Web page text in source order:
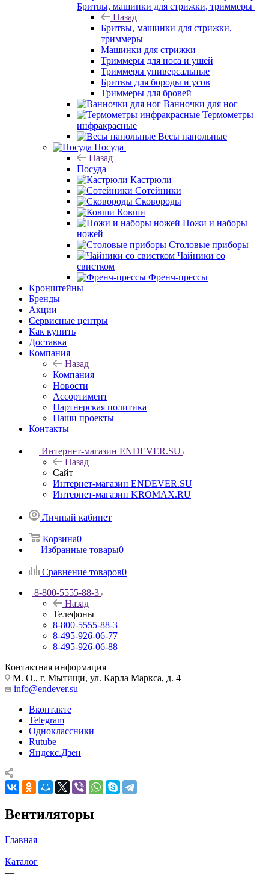
Бритвы, машинки для стрижки, триммеры
Назад
Бритвы, машинки для стрижки,
триммеры
Машинки для стрижки
Триммеры для носа и ушей
Триммеры универсальные
Бритвы для бороды и усов
Триммеры для бровей
Ванночки для ног
Термометры
инфракрасные
Весы напольные
Посуда
Назад
Посуда
Кастрюли
Сотейники
Сковороды
Ковши
Ножи и наборы
ножей
Столовые приборы
Чайники со
свистком
Френч-прессы
Кронштейны
Бренды
Акции
Сервисные центры
Как купить
Доставка
Компания
Назад
Компания
Новости
Ассортимент
Партнерская политика
Наши проекты
Контакты
Интернет-магазин ENDEVER.SU
Назад
Сайт
Интернет-магазин ENDEVER.SU
Интернет-магазин KROMAX.RU
Личный кабинет
Корзина0
Избранные товары0
Сравнение товаров0
8-800-5555-88-3
Назад
Телефоны
8-800-5555-88-3
8-495-926-06-77
8-495-926-06-88
Контактная информация
М. О., г. Мытищи, ул. Карла Маркса, д. 4
info@endever.su
Вконтакте
Telegram
Одноклассники
Rutube
Яндекс.Дзен
Вентиляторы
Главная
—
Каталог
—